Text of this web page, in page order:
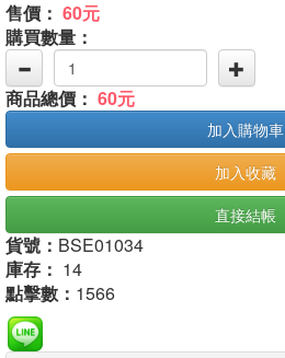
售價： 60元
購買數量：
商品總價： 60元
加入購物車
加入收藏
直接結帳
貨號： BSE01034
庫存： 14
點擊數： 1566